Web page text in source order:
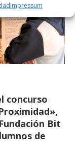
Impressum
concurso
Bit
de